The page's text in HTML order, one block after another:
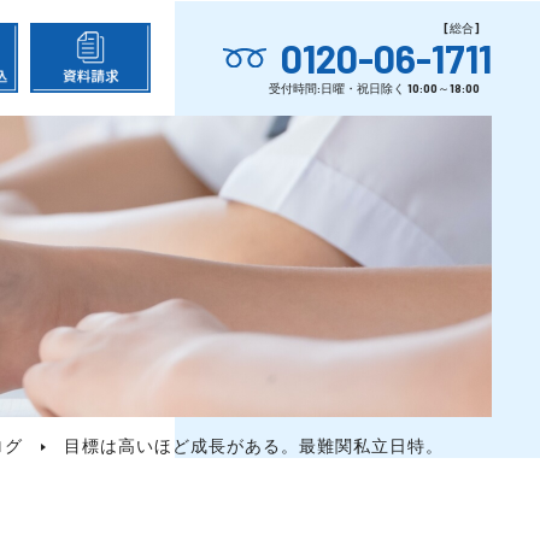
0120-06-1711
グ 目標は高いほど成長がある。最難関私立日特。